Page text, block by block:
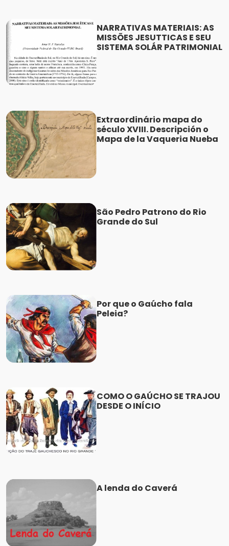
NARRATIVAS MATERIAIS: AS
MISSÕES JESUTTICAS E SEU
SISTEMA SOLÁR PATRIMONIAL
Extraordinário mapa do
século XVIII. Descripción o
Mapa de la Vaqueria Nueba
São Pedro Patrono do Rio
Grande do Sul
Por que o Gaúcho fala
Peleia?
COMO O GAÚCHO SE TRAJOU
DESDE O INÍCIO
A lenda do Caverá